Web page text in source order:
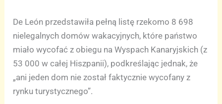
De León przedstawiła pełną listę rzekomo 8 698
nielegalnych domów wakacyjnych, które państwo
miało wycofać z obiegu na Wyspach Kanaryjskich (z
53 000 w całej Hiszpanii), podkreślając jednak, że
„ani jeden dom nie został faktycznie wycofany z
rynku turystycznego”.